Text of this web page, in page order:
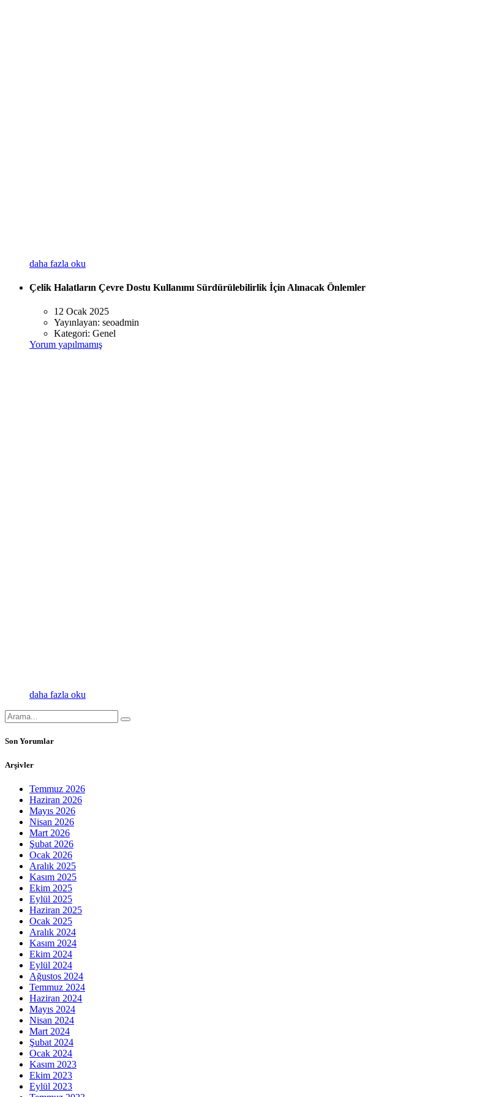
daha fazla oku
Çelik Halatların Çevre Dostu Kullanımı Sürdürülebilirlik İçin Alınacak Önlemler
12 Ocak 2025
Yayınlayan: seoadmin
Kategori: Genel
Yorum yapılmamış
daha fazla oku
Son Yorumlar
Arşivler
Temmuz 2026
Haziran 2026
Mayıs 2026
Nisan 2026
Mart 2026
Şubat 2026
Ocak 2026
Aralık 2025
Kasım 2025
Ekim 2025
Eylül 2025
Haziran 2025
Ocak 2025
Aralık 2024
Kasım 2024
Ekim 2024
Eylül 2024
Ağustos 2024
Temmuz 2024
Haziran 2024
Mayıs 2024
Nisan 2024
Mart 2024
Şubat 2024
Ocak 2024
Kasım 2023
Ekim 2023
Eylül 2023